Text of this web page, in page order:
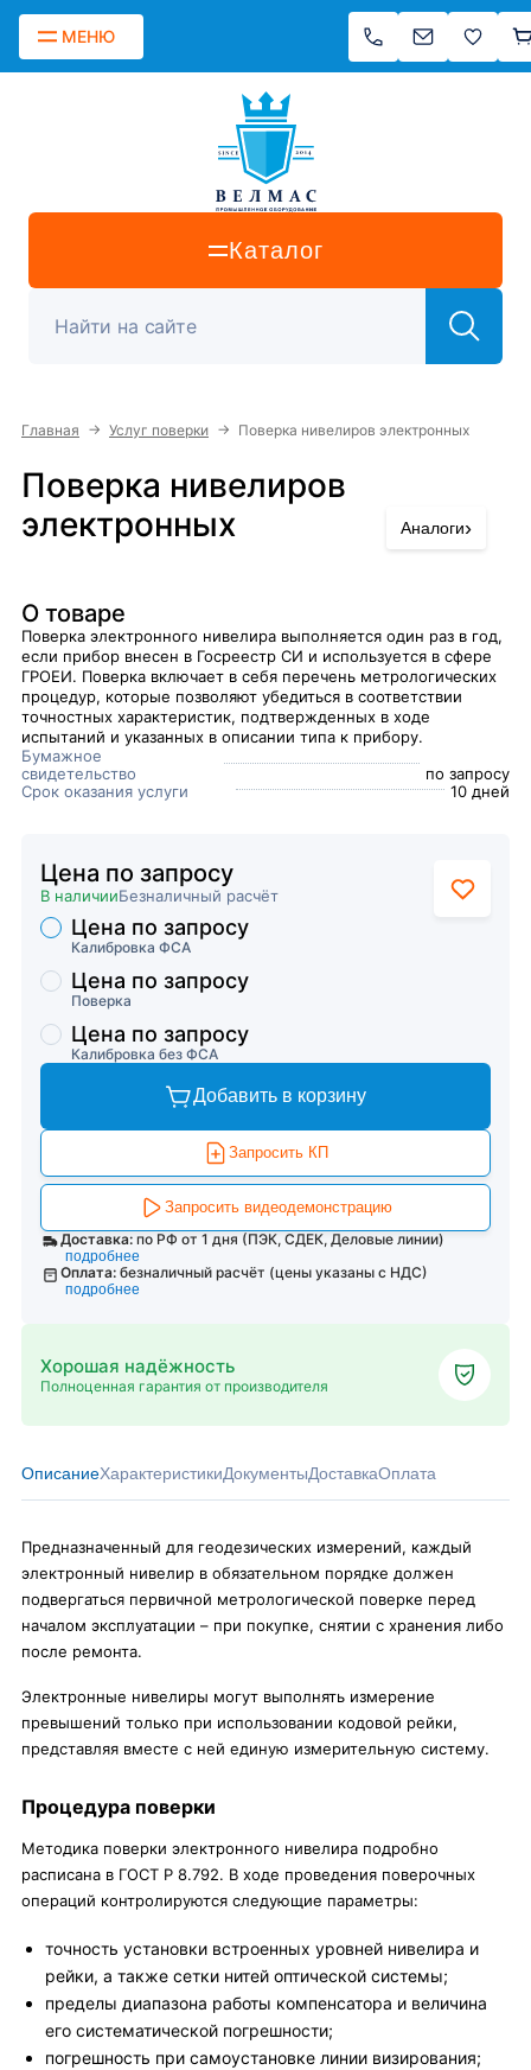
МЕНЮ
Каталог
Главная → Услуг поверки → Поверка нивелиров электронных
Поверка нивелиров
электронных
Аналоги›
О товаре
Поверка электронного нивелира выполняется один раз в год,
если прибор внесен в Госреестр СИ и используется в сфере
ГРОЕИ. Поверка включает в себя перечень метрологических
процедур, которые позволяют убедиться в соответствии
точностных характеристик, подтвержденных в ходе
испытаний и указанных в описании типа к прибору.
Бумажное
свидетельство
по запросу
Срок оказания услуги
10 дней
Цена по запросу
В наличииБезналичный расчёт
Торговые предложения
Калибровка ФСА
Цена по запросу
Поверка
Цена по запросу
Калибровка без ФСА
Цена по запросу
Добавить в корзину
Запросить КП
Запросить видеодемонстрацию
Доставка: по РФ от 1 дня (ПЭК, СДЕК, Деловые линии)
подробнее
Оплата: безналичный расчёт (цены указаны с НДС)
подробнее
Хорошая надёжность
Полноценная гарантия от производителя
ОписаниеХарактеристикиДокументыДоставкаОплата
Предназначенный для геодезических измерений, каждый
электронный нивелир в обязательном порядке должен
подвергаться первичной метрологической поверке перед
началом эксплуатации – при покупке, снятии с хранения либо
после ремонта.
Электронные нивелиры могут выполнять измерение
превышений только при использовании кодовой рейки,
представляя вместе с ней единую измерительную систему.
Процедура поверки
Методика поверки электронного нивелира подробно
расписана в ГОСТ Р 8.792. В ходе проведения поверочных
операций контролируются следующие параметры:
точность установки встроенных уровней нивелира и
рейки, а также сетки нитей оптической системы;
пределы диапазона работы компенсатора и величина
его систематической погрешности;
погрешность при самоустановке линии визирования;